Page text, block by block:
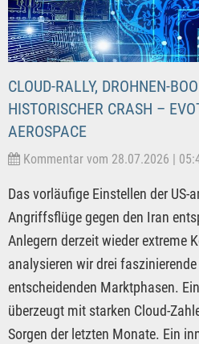
CLOUD-RALLY, DROHNEN-
HISTORISCHER CRASH –
AEROSPACE
Kommentar vom 28.07.2026 |
Das vorläufige Einstellen der US-
Angriffsflüge gegen den Iran
Anlegern derzeit wieder extreme
analysieren wir drei
entscheidenden Marktphasen.
überzeugt mit starken Cloud-
Sorgen der letzten Monate. Ein